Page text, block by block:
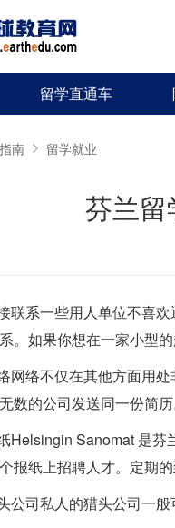
留学直通车
南 留学就业
芬兰
联系一些用人单位不喜
。如果你想在一家小型
网络不仅在其他方面用
数的公司发送同一份简
Helsingin Sanomat 是芬
报纸上招聘人才。定期
公司私人的猎头公司一